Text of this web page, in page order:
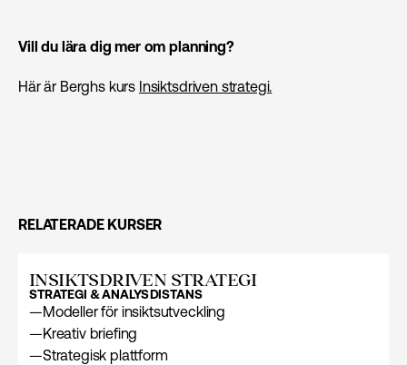
Vill du lära dig mer om planning?
Här är Berghs kurs Insiktsdriven strategi.
RELATERADE KURSER
INSIKTSDRIVEN STRATEGI
STRATEGI & ANALYSDISTANS
—Modeller för insiktsutveckling
—Kreativ briefing
—Strategisk plattform